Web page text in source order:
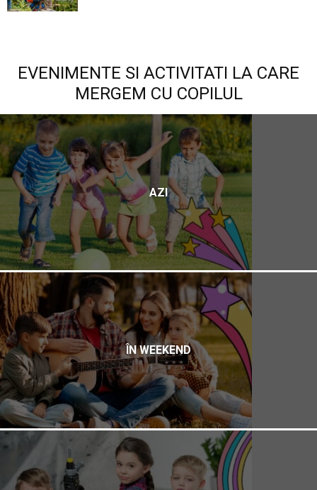
EVENIMENTE SI ACTIVITATI LA CARE
MERGEM CU COPILUL
AZI
ÎN WEEKEND